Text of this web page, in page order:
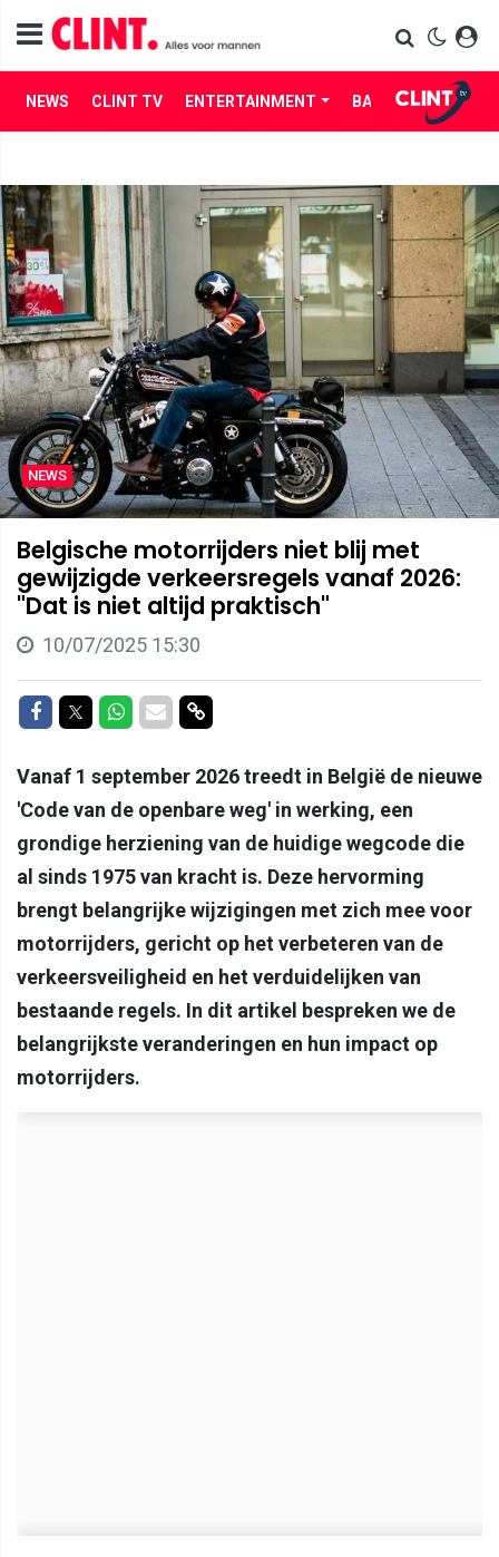
NEWS CLINT TV ENTERTAINMENT BABES LIFE
NEWS
Belgische motorrijders niet blij met
gewijzigde verkeersregels vanaf 2026:
"Dat is niet altijd praktisch"
10/07/2025 15:30
Delen op Facebook
Delen op Twitter
Delen op Whatsapp
Delen via Mail
Delen via link
Vanaf 1 september 2026 treedt in België de nieuwe
'Code van de openbare weg' in werking, een
grondige herziening van de huidige wegcode die
al sinds 1975 van kracht is. Deze hervorming
brengt belangrijke wijzigingen met zich mee voor
motorrijders, gericht op het verbeteren van de
verkeersveiligheid en het verduidelijken van
bestaande regels. In dit artikel bespreken we de
belangrijkste veranderingen en hun impact op
motorrijders.